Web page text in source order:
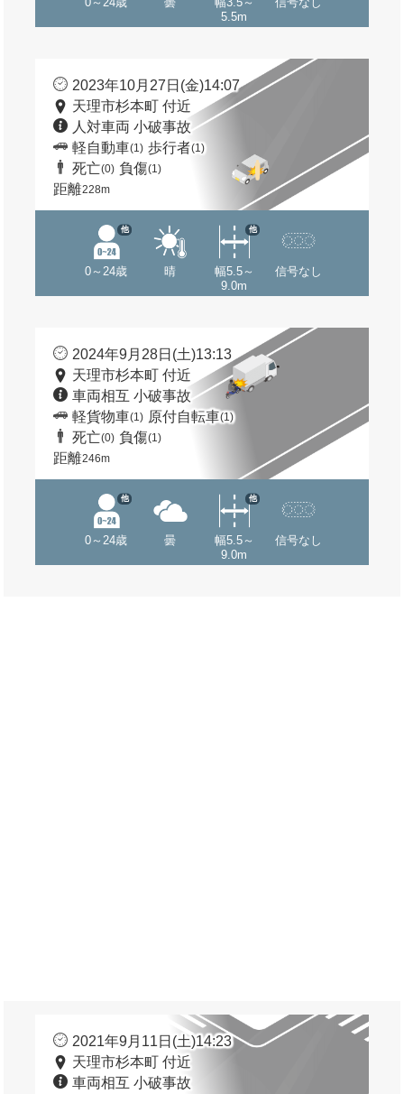
5.5m
2023年10月27日(金)14:07
天理市杉本町 付近
人対車両 小破事故
軽自動車(1) 歩行者(1)
死亡(0) 負傷(1)
距離228m
0～24歳
他
晴
幅5.5～
9.0m
他
信号なし
2024年9月28日(土)13:13
天理市杉本町 付近
車両相互 小破事故
軽貨物車(1) 原付自転車(1)
死亡(0) 負傷(1)
距離246m
0～24歳
他
曇
幅5.5～
9.0m
他
信号なし
2021年9月11日(土)14:23
天理市杉本町 付近
車両相互 小破事故